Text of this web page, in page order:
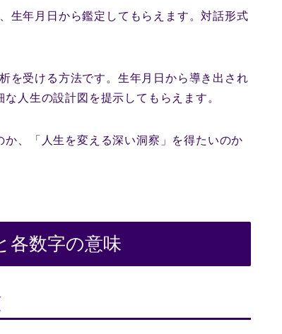
生年月日から鑑定してもらえます。対話形式
を受ける方法です。生年月日から導き出され
人生の設計図を提示してもらえます。
、「人生を変える深い洞察」を得たいのか
各数字の意味